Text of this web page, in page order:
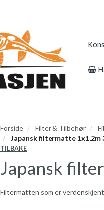
Forside Filter & Tilbehør
Japansk filtermatte 1x1,2m
TILBAKE
Japansk
Filtermatten som er